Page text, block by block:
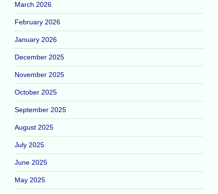
March 2026
February 2026
January 2026
December 2025
November 2025
October 2025
September 2025
August 2025
July 2025
June 2025
May 2025